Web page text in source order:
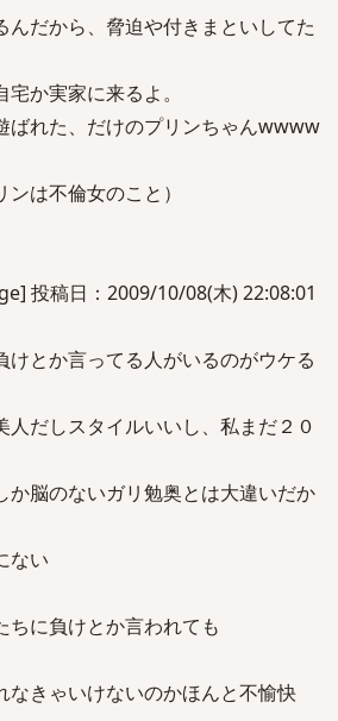
んだから、脅迫や付きまといしてた
か実家に来るよ。
ばれた、だけのプリンちゃんwwww
は不倫女のこと）
投稿日：2009/10/08(木) 22:08:01
けとか言ってる人がいるのがウケる
人だしスタイルいいし、私まだ２０
か脳のないガリ勉奥とは大違いだか
ない
ちに負けとか言われても
なきゃいけないのかほんと不愉快